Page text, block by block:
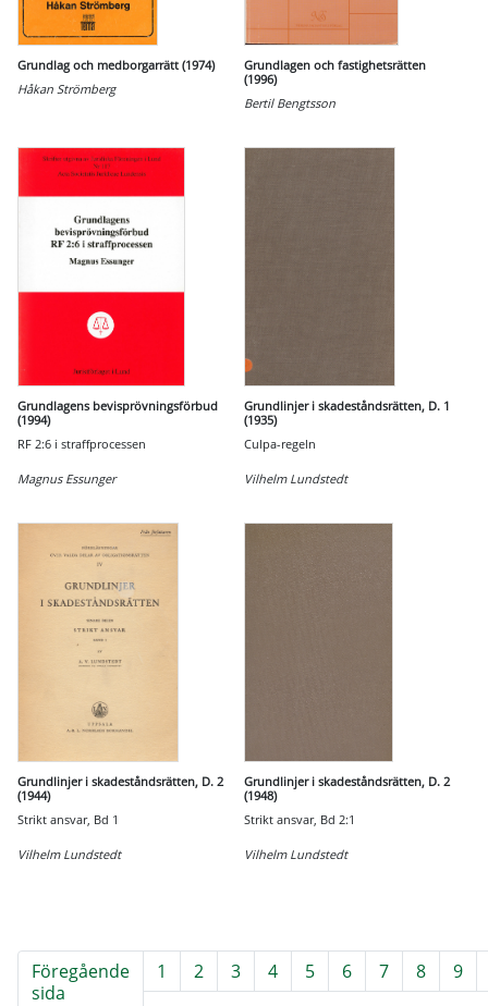
Grundlag och medborgarrätt (1974)
Håkan Strömberg
Grundlagen och fastighetsrätten
(1996)
Bertil Bengtsson
Grundlagens bevisprövningsförbud
(1994)
RF 2:6 i straffprocessen
Magnus Essunger
Grundlinjer i skadeståndsrätten, D. 1
(1935)
Culpa-regeln
Vilhelm Lundstedt
Grundlinjer i skadeståndsrätten, D. 2
(1944)
Strikt ansvar, Bd 1
Vilhelm Lundstedt
Grundlinjer i skadeståndsrätten, D. 2
(1948)
Strikt ansvar, Bd 2:1
Vilhelm Lundstedt
Föregående
sida
1 2 3 4 5 6 7 8 9